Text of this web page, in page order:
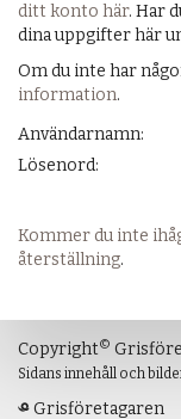
ditt konto här. Har
dina uppgifter här
Om du inte har
information.
Användarnamn:
Lösenord:
Kommer du inte
återställning.
Copyright©
Sidans innehåll och
Grisföretagaren